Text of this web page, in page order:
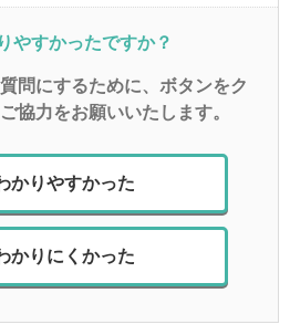
やすかったですか？
問にするために、ボタンをク
協力をお願いいたします。
かりやすかった
かりにくかった